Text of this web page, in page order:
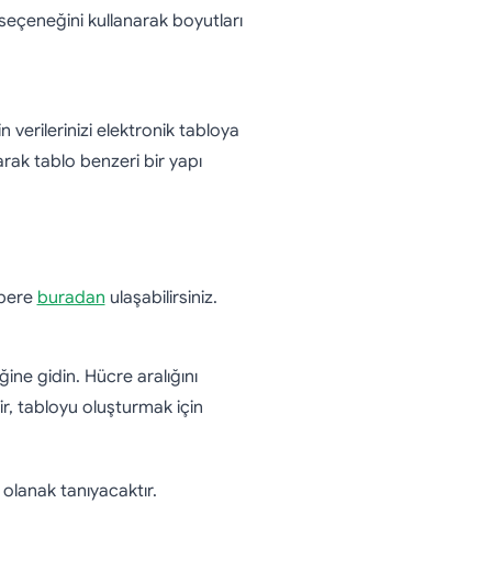
kullanarak boyutları
verilerinizi elektronik tabloya
tablo benzeri bir yapı
buradan ulaşabilirsiniz.
gidin. Hücre aralığını
tabloyu oluşturmak için
tanıyacaktır.